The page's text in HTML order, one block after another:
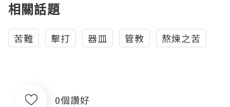
相關話題
苦難 擊打 器皿 管教 熬煉之苦
0個讚好